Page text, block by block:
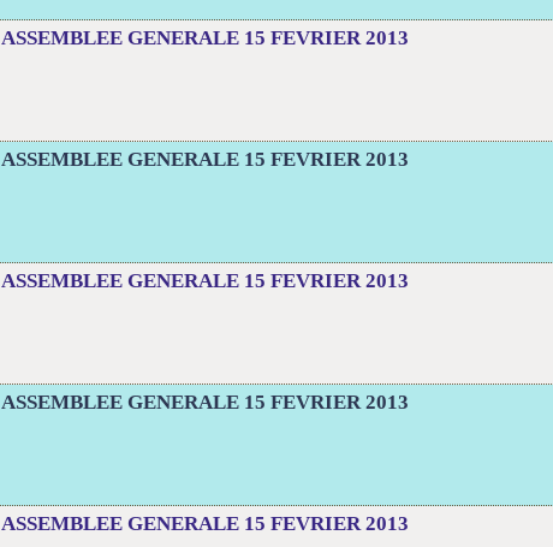
ASSEMBLEE GENERALE 15 FEVRIER 2013
ASSEMBLEE GENERALE 15 FEVRIER 2013
ASSEMBLEE GENERALE 15 FEVRIER 2013
ASSEMBLEE GENERALE 15 FEVRIER 2013
ASSEMBLEE GENERALE 15 FEVRIER 2013